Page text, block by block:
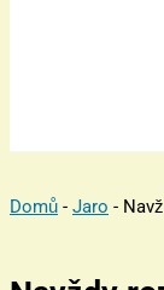
Domů - Jaro -